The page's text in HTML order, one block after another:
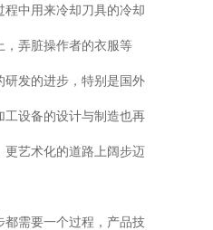
中用来冷却刀具的冷却
弄脏操作者的衣服等
发的进步，特别是国外
设备的设计与制造也再
艺术化的道路上阔步迈
需要一个过程，产品技